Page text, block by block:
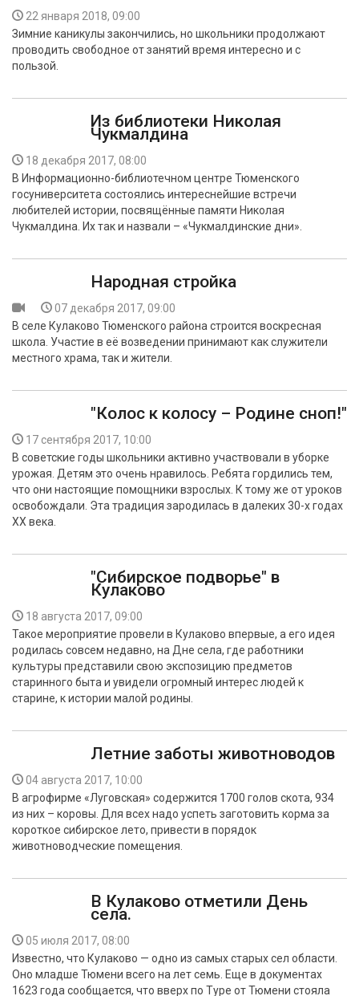
22 января 2018, 09:00
Зимние каникулы закончились, но школьники продолжают
проводить свободное от занятий время интересно и с
пользой.
Из библиотеки Николая
Чукмалдина
18 декабря 2017, 08:00
В Информационно-библиотечном центре Тюменского
госуниверситета состоялись интереснейшие встречи
любителей истории, посвящённые памяти Николая
Чукмалдина. Их так и назвали – «Чукмалдинские дни».
Народная стройка
07 декабря 2017, 09:00
В селе Кулаково Тюменского района строится воскресная
школа. Участие в её возведении принимают как служители
местного храма, так и жители.
"Колос к колосу – Родине сноп!"
17 сентября 2017, 10:00
В советские годы школьники активно участвовали в уборке
урожая. Детям это очень нравилось. Ребята гордились тем,
что они настоящие помощники взрослых. К тому же от уроков
освобождали. Эта традиция зародилась в далеких 30-х годах
XX века.
"Сибирское подворье" в
Кулаково
18 августа 2017, 09:00
Такое мероприятие провели в Кулаково впервые, а его идея
родилась совсем недавно, на Дне села, где работники
культуры представили свою экспозицию предметов
старинного быта и увидели огромный интерес людей к
старине, к истории малой родины.
Летние заботы животноводов
04 августа 2017, 10:00
В агрофирме «Луговская» содержится 1700 голов скота, 934
из них – коровы. Для всех надо успеть заготовить корма за
короткое сибирское лето, привести в порядок
животноводческие помещения.
В Кулаково отметили День
села.
05 июля 2017, 08:00
Известно, что Кулаково — одно из самых старых сел области.
Оно младше Тюмени всего на лет семь. Еще в документах
1623 года сообщается, что вверх по Туре от Тюмени стояла